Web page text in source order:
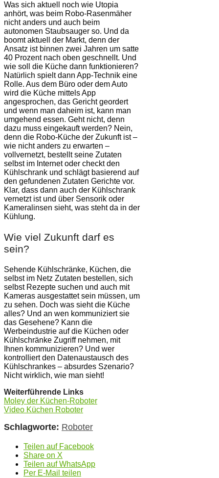
Was sich aktuell noch wie Utopia
anhört, was beim Robo-Rasenmäher
nicht anders und auch beim
autonomen Staubsauger so. Und da
boomt aktuell der Markt, denn der
Ansatz ist binnen zwei Jahren um satte
40 Prozent nach oben geschnellt. Und
wie soll die Küche dann funktionieren?
Natürlich spielt dann App-Technik eine
Rolle. Aus dem Büro oder dem Auto
wird die Küche mittels App
angesprochen, das Gericht geordert
und wenn man daheim ist, kann man
umgehend essen. Geht nicht, denn
dazu muss eingekauft werden? Nein,
denn die Robo-Küche der Zukunft ist –
wie nicht anders zu erwarten –
vollvernetzt, bestellt seine Zutaten
selbst im Internet oder checkt den
Kühlschrank und schlägt basierend auf
den gefundenen Zutaten Gerichte vor.
Klar, dass dann auch der Kühlschrank
vernetzt ist und über Sensorik oder
Kameralinsen sieht, was steht da in der
Kühlung.
Wie viel Zukunft darf es
sein?
Sehende Kühlschränke, Küchen, die
selbst im Netz Zutaten bestellen, sich
selbst Rezepte suchen und auch mit
Kameras ausgestattet sein müssen, um
zu sehen. Doch was sieht die Küche
alles? Und an wen kommuniziert sie
das Gesehene? Kann die
Werbeindustrie auf die Küchen oder
Kühlschränke Zugriff nehmen, mit
Ihnen kommunizieren? Und wer
kontrolliert den Datenaustausch des
Kühlschrankes – absurdes Szenario?
Nicht wirklich, wie man sieht!
Weiterführende Links
Moley der Küchen-Roboter
Video Küchen Roboter
Schlagworte: Roboter
Teilen auf Facebook
Share on X
Teilen auf WhatsApp
Per E-Mail teilen